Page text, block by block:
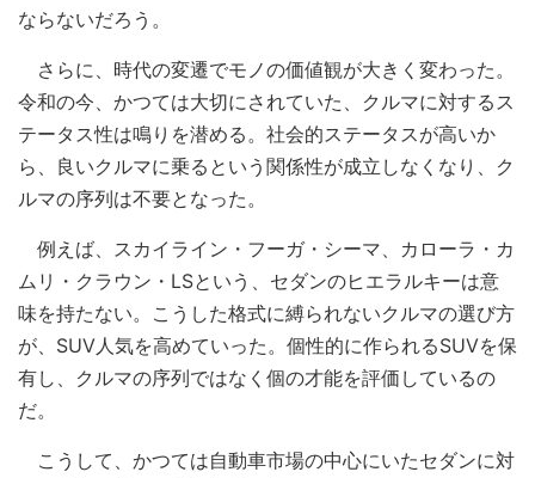
ならないだろう。
さらに、時代の変遷でモノの価値観が大きく変わった。
令和の今、かつては大切にされていた、クルマに対するス
テータス性は鳴りを潜める。社会的ステータスが高いか
ら、良いクルマに乗るという関係性が成立しなくなり、ク
ルマの序列は不要となった。
例えば、スカイライン・フーガ・シーマ、カローラ・カ
ムリ・クラウン・LSという、セダンのヒエラルキーは意
味を持たない。こうした格式に縛られないクルマの選び方
が、SUV人気を高めていった。個性的に作られるSUVを保
有し、クルマの序列ではなく個の才能を評価しているの
だ。
こうして、かつては自動車市場の中心にいたセダンに対